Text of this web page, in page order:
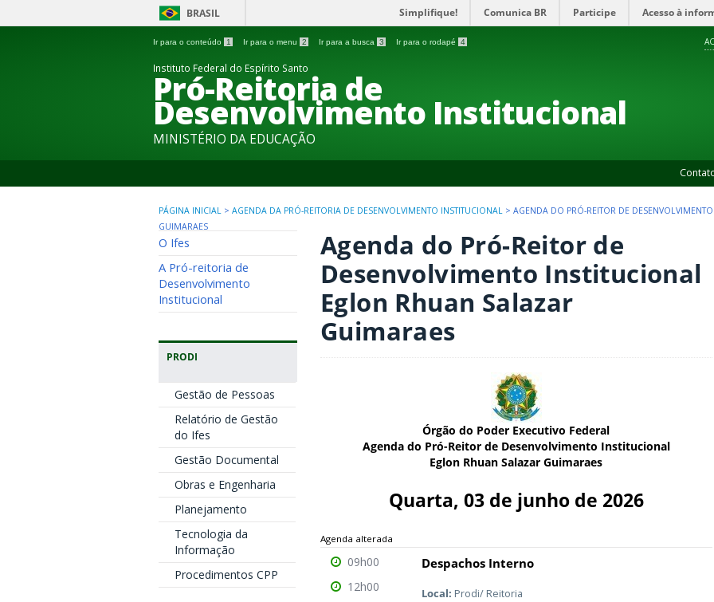
BRASIL Simplifique! Comunica BR Participe Acesso à
Ir para o conteúdo 1 Ir para o menu 2 Ir para a busca 3 Ir para o rodapé 4
Instituto Federal do Espírito Santo
Pró-Reitoria de
Desenvolvimento Institucional
MINISTÉRIO DA EDUCAÇÃO
PÁGINA INICIAL > AGENDA DA PRÓ-REITORIA DE DESENVOLVIMENTO INSTITUCIONAL > AGENDA DO PRÓ-REITOR DE
GUIMARAES
O Ifes
A Pró-reitoria de
Desenvolvimento
Institucional
PRODI
Gestão de Pessoas
Relatório de Gestão
do Ifes
Gestão Documental
Obras e Engenharia
Planejamento
Tecnologia da
Informação
Procedimentos CPP
Agenda do Pró-Reitor de
Desenvolvimento Institucional
Eglon Rhuan Salazar
Guimaraes
Órgão do Poder Executivo Federal
Agenda do Pró-Reitor de Desenvolvimento Institucional
Eglon Rhuan Salazar Guimaraes
Quarta, 03 de junho de 2026
Agenda alterada
Despachos Interno
Local: Prodi/ Reitoria
09h00
12h00